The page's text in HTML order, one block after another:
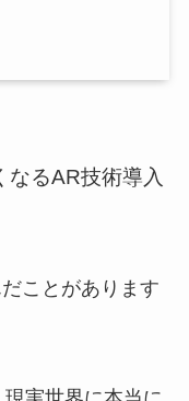
なるAR技術導入
ことがあります